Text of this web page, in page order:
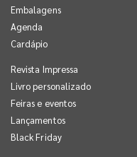
Embalagens
Agenda
Cardápio
Revista Impressa
Livro personalizado
Feiras e eventos
Lançamentos
Black Friday